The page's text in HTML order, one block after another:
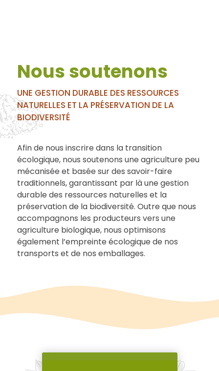
Nous soutenons
UNE GESTION DURABLE DES RESSOURCES
NATURELLES ET LA PRÉSERVATION DE LA
BIODIVERSITÉ
Afin de nous inscrire dans la transition
écologique, nous soutenons une agriculture peu
mécanisée et basée sur des savoir-faire
traditionnels, garantissant par là une gestion
durable des ressources naturelles et la
préservation de la biodiversité. Outre que nous
accompagnons les producteurs vers une
agriculture biologique, nous optimisons
également l’empreinte écologique de nos
transports et de nos emballages.